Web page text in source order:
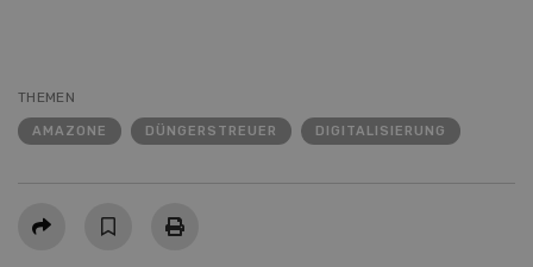
THEMEN
AMAZONE DÜNGERSTREUER DIGITALISIERUNG
Teilen